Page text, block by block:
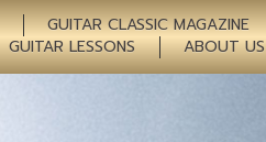
GUITAR CLASSIC MAGAZINE
GUITAR LESSONS ABOUT US